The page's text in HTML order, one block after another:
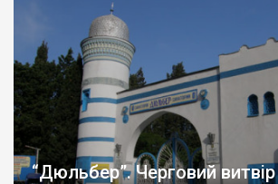
“Дюльбер”. Черговий витвір